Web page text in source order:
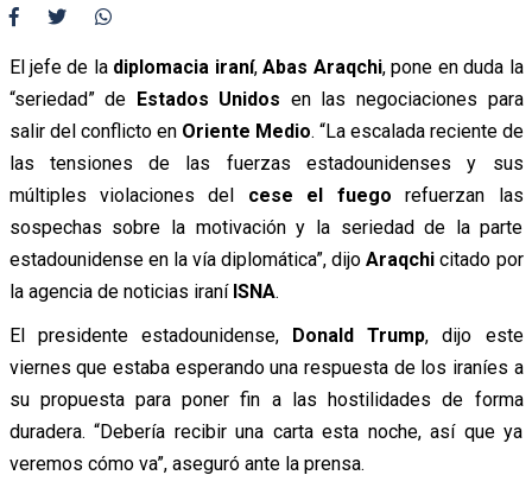
El jefe de la diplomacia iraní,Abas Araqchi, pone en duda la
“seriedad” de Estados Unidos en las negociaciones para
salir del conflicto en Oriente Medio. “La escalada reciente de
las tensiones de las fuerzas estadounidenses y sus
múltiples violaciones del cese el fuego refuerzan las
sospechas sobre la motivación y la seriedad de la parte
estadounidense en la vía diplomática”, dijoAraqchi citado por
la agencia de noticias iraní ISNA.
El presidente estadounidense, Donald Trump, dijo este
viernes que estaba esperando una respuesta de los iraníes a
su propuesta para poner fin a las hostilidades de forma
duradera. “Debería recibir una carta esta noche, así que ya
veremos cómo va”, aseguró ante la prensa.